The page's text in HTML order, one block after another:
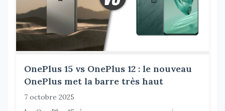
OnePlus 15 vs OnePlus 12 : le nouveau
OnePlus met la barre très haut
7 octobre 2025